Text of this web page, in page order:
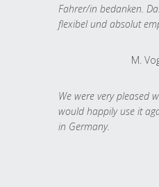
Fahrer/in bedanken.
flexibel und absolut
M.
We were very pleased
would happily use it
in Germany.